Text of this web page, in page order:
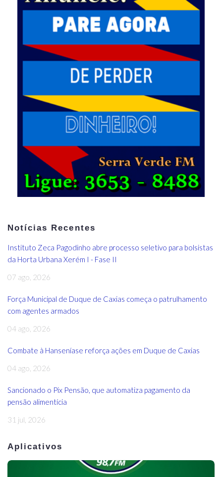
Notícias Recentes
Instituto Zeca Pagodinho abre processo seletivo para bolsistas
da Horta Urbana Xerém I - Fase II
07 ago, 2026
Força Municipal de Duque de Caxias começa o patrulhamento
com agentes armados
04 ago, 2026
Combate à Hanseníase reforça ações em Duque de Caxias
04 ago, 2026
Sancionado o Pix Pensão, que automatiza pagamento da
pensão alimentícia
31 jul, 2026
Aplicativos